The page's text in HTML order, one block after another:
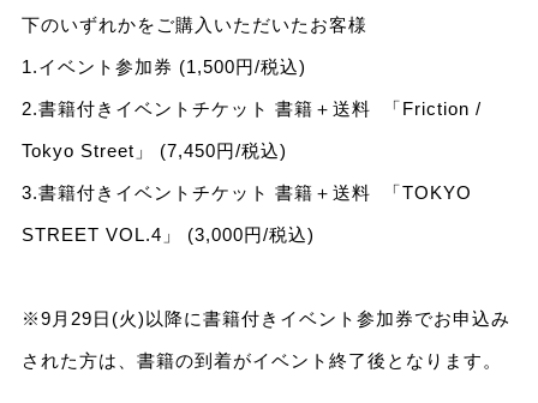
下のいずれかをご購入いただいたお客様
1.イベント参加券 (1,500円/税込)
2.書籍付きイベントチケット 書籍＋送料 「Friction /
Tokyo Street」 (7,450円/税込)
3.書籍付きイベントチケット 書籍＋送料 「TOKYO
STREET VOL.4」 (3,000円/税込)
※9月29日(火)以降に書籍付きイベント参加券でお申込み
された方は、書籍の到着がイベント終了後となります。